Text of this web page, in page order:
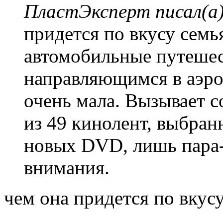
ПластЭксперт
придется по вкусу
автомобильные
направляющимся в
очень мала. Вызывает
из 49 кинолент,
новых DVD, лишь
внимания.
чем она придется по